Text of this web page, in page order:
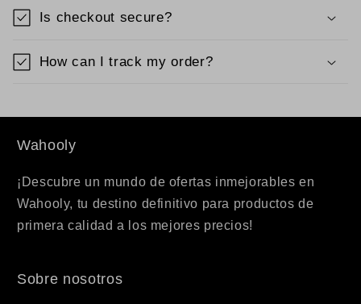
Is checkout secure?
How can I track my order?
Wahooly
¡Descubre un mundo de ofertas inmejorables en
Wahooly, tu destino definitivo para productos de
primera calidad a los mejores precios!
Sobre nosotros